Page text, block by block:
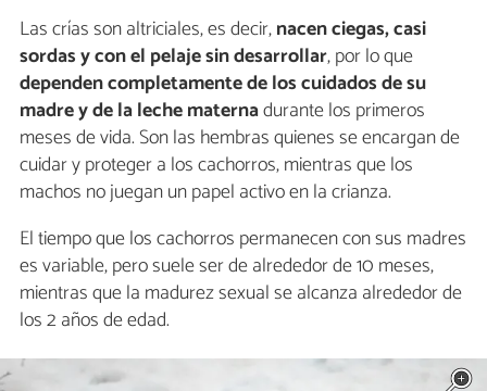
Las crías son altriciales, es decir,nacen ciegas, casi
sordas y con el pelaje sin desarrollar, por lo que
dependen completamente de los cuidados de su
madre y de la leche maternadurante los primeros
meses de vida. Son las hembras quienes se encargan de
cuidar y proteger a los cachorros, mientras que los
machos no juegan un papel activo en la crianza.
El tiempo que los cachorros permanecen con sus madres
es variable, pero suele ser de alrededor de 10 meses,
mientras que la madurez sexual se alcanza alrededor de
los 2 años de edad.